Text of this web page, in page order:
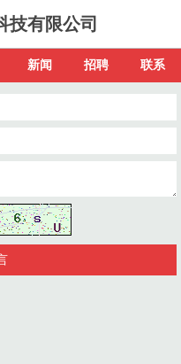
技有限公司
新闻 招聘 联系